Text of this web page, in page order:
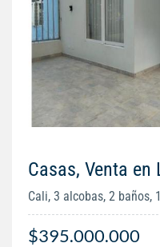
Casas, Venta en
Cali, 3 alcobas, 2 baños,
$395.000.000